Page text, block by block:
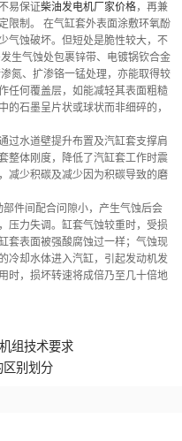
易保证柴油发电机厂家价格，再兼
限制。 在气缸套外表面涂敷环氧酚
气蚀破坏。但短处是脆性较大，不
生气蚀处包裹锌带、电镀锅钦合金
氮、扩渗铬一锰处理，亦能取得较
任何覆盖层，如能减轻其表面粗糙
石墨呈片状或球状而非细碎的，
水道壁提升布置及汽缸套支撑肩
整体刚度，降低了汽缸套工作时震
减少积碳及减少因为积碳导致的磨
件间配合问隙小，产生气蚀后会
压力失调。缸套气蚀较重时，受损
套表面被强酸腐蚀过一样；气蚀现
冷却水体进入汽缸，引起发动机发
时，损坏转速将成倍乃至几十倍地
组技术要求
区别划分